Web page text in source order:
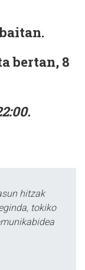
bertan, 8
hitzak
tokiko